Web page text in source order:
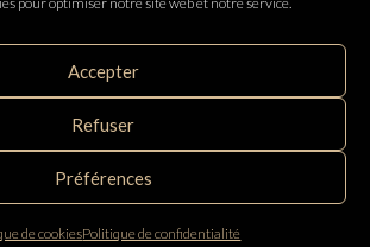
Accepter
Refuser
Préférences
de cookiesPolitique de confidentialité
Couture
Hair - 33 rue Surcouf 56230